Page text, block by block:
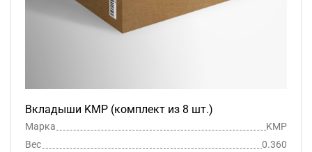
Вкладыши KMP (комплект из 8 шт.)
Марка
KMP
Вес
0.360